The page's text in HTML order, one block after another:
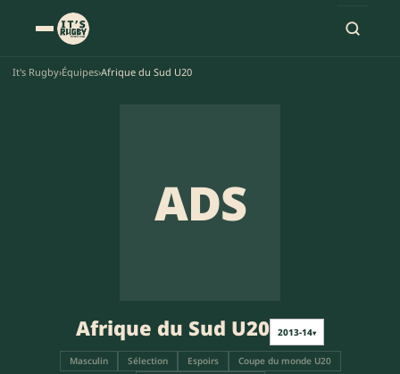
It's Rugby›Équipes›Afrique du Sud U20
ADS
Afrique du Sud U20 2013-14▾
Masculin Sélection Espoirs
Coupe du monde U20